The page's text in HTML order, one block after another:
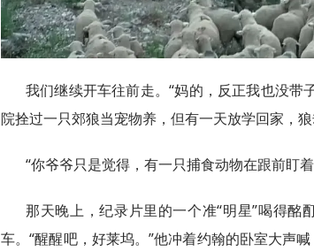
我们继续开车往前走。“妈的，反正我也没带
院拴过一只郊狼当宠物养，但有一天放学回家，狼
“你爷爷只是觉得，有一只捕食动物在跟前盯
那天晚上，纪录片里的一个准“明星”喝得酩
车。“醒醒吧，好莱坞。”他冲着约翰的卧室大声